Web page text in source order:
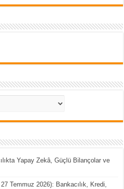
Yapay Zekâ, Güçlü Bilançolar ve
Temmuz 2026): Bankacılık, Kredi,